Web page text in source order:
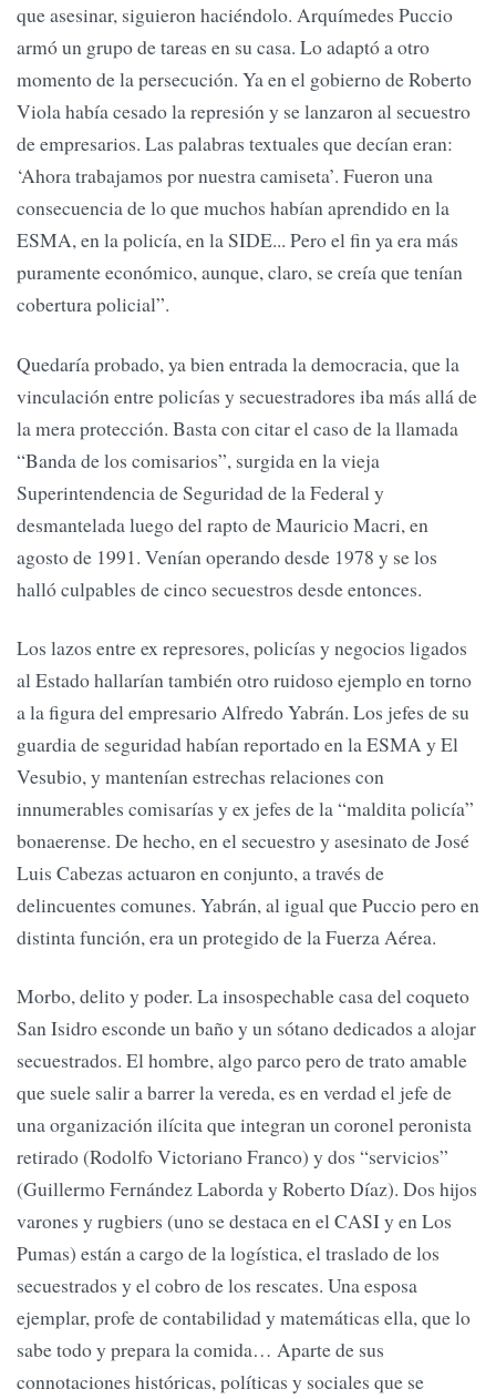
que asesinar, siguieron haciéndolo. Arquímedes Puccio
armó un grupo de tareas en su casa. Lo adaptó a otro
momento de la persecución. Ya en el gobierno de Roberto
Viola había cesado la represión y se lanzaron al secuestro
de empresarios. Las palabras textuales que decían eran:
‘Ahora trabajamos por nuestra camiseta’. Fueron una
consecuencia de lo que muchos habían aprendido en la
ESMA, en la policía, en la SIDE... Pero el fin ya era más
puramente económico, aunque, claro, se creía que tenían
cobertura policial”.
Quedaría probado, ya bien entrada la democracia, que la
vinculación entre policías y secuestradores iba más allá de
la mera protección. Basta con citar el caso de la llamada
“Banda de los comisarios”, surgida en la vieja
Superintendencia de Seguridad de la Federal y
desmantelada luego del rapto de Mauricio Macri, en
agosto de 1991. Venían operando desde 1978 y se los
halló culpables de cinco secuestros desde entonces.
Los lazos entre ex represores, policías y negocios ligados
al Estado hallarían también otro ruidoso ejemplo en torno
a la figura del empresario Alfredo Yabrán. Los jefes de su
guardia de seguridad habían reportado en la ESMA y El
Vesubio, y mantenían estrechas relaciones con
innumerables comisarías y ex jefes de la “maldita policía”
bonaerense. De hecho, en el secuestro y asesinato de José
Luis Cabezas actuaron en conjunto, a través de
delincuentes comunes. Yabrán, al igual que Puccio pero en
distinta función, era un protegido de la Fuerza Aérea.
Morbo, delito y poder. La insospechable casa del coqueto
San Isidro esconde un baño y un sótano dedicados a alojar
secuestrados. El hombre, algo parco pero de trato amable
que suele salir a barrer la vereda, es en verdad el jefe de
una organización ilícita que integran un coronel peronista
retirado (Rodolfo Victoriano Franco) y dos “servicios”
(Guillermo Fernández Laborda y Roberto Díaz). Dos hijos
varones y rugbiers (uno se destaca en el CASI y en Los
Pumas) están a cargo de la logística, el traslado de los
secuestrados y el cobro de los rescates. Una esposa
ejemplar, profe de contabilidad y matemáticas ella, que lo
sabe todo y prepara la comida… Aparte de sus
connotaciones históricas, políticas y sociales que se